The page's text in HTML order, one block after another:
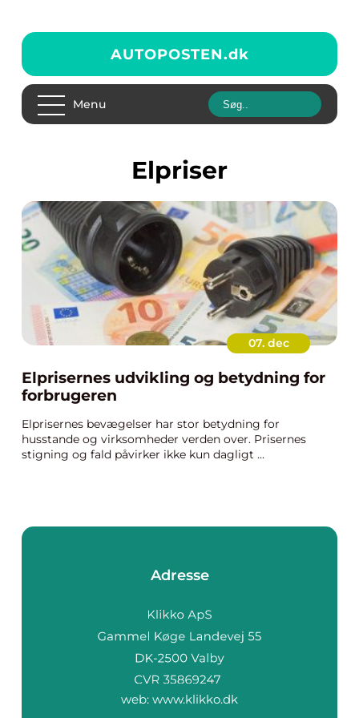
AUTOPOSTEN.dk
Menu
elpriser
07. dec
Elprisernes udvikling og betydning for
forbrugeren
Elprisernes bevægelser har stor betydning for
husstande og virksomheder verden over. Prisernes
stigning og fald påvirker ikke kun dagligt ...
Adresse
web: www.klikko.dk